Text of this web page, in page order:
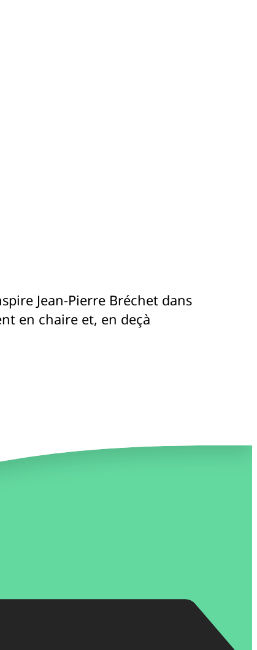
Jean-Pierre Bréchet dans
en chaire et, en deçà